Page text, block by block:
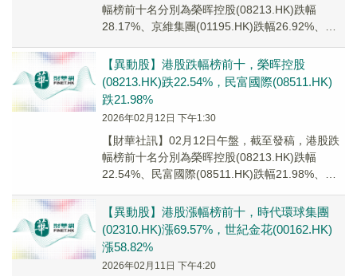
幅榜前十名分別為榮晖控股(08213.HK)跌幅
28.17%、京維集團(01195.HK)跌幅26.92%、樂
【異動股】港股跌幅榜前十，榮晖控股
(08213.HK)跌22.54%，民富國際(08511.HK)
跌21.98%
2026年02月12日 下午1:30
【財華社訊】02月12日午盤，截至發稿，港股跌
幅榜前十名分別為榮晖控股(08213.HK)跌幅
22.54%、民富國際(08511.HK)跌幅21.98%、
【異動股】港股漲幅榜前十，時代環球集團
(02310.HK)漲69.57%，世紀金花(00162.HK)
漲58.82%
2026年02月11日 下午4:20